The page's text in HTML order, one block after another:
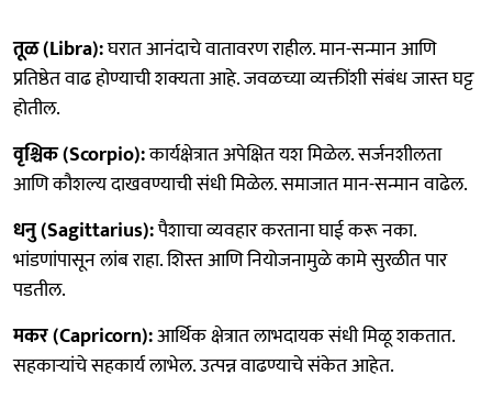
तूळ (Libra):घरात आनंदाचे वातावरण राहील. मान-सन्मान आणि
प्रतिष्ठेत वाढ होण्याची शक्यता आहे. जवळच्या व्यक्तींशी संबंध जास्त घट्ट
होतील.
वृश्चिक (Scorpio):कार्यक्षेत्रात अपेक्षित यश मिळेल. सर्जनशीलता
आणि कौशल्य दाखवण्याची संधी मिळेल. समाजात मान-सन्मान वाढेल.
धनु (Sagittarius):पैशाचा व्यवहार करताना घाई करू नका.
भांडणांपासून लांब राहा. शिस्त आणि नियोजनामुळे कामे सुरळीत पार
पडतील.
मकर (Capricorn):आर्थिक क्षेत्रात लाभदायक संधी मिळू शकतात.
सहकाऱ्यांचे सहकार्य लाभेल. उत्पन्न वाढण्याचे संकेत आहेत.